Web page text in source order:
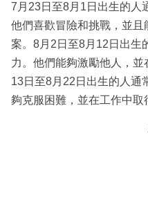
7月23日至8月1日出生的人
他們喜歡冒險和挑戰，並
案。8月2日至8月12日出生
力。他們能夠激勵他人，並
13日至8月22日出生的人通
夠克服困難，並在工作中取